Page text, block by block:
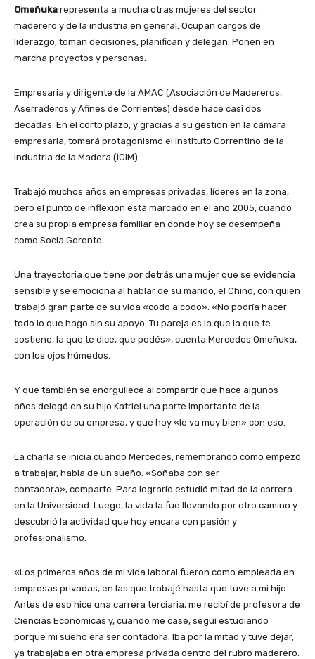
Omeñuka representa a mucha otras mujeres del sector
maderero y de la industria en general. Ocupan cargos de
liderazgo, toman decisiones, planifican y delegan. Ponen en
marcha proyectos y personas.
Empresaria y dirigente de la AMAC (Asociación de Madereros,
Aserraderos y Afines de Corrientes) desde hace casi dos
décadas. En el corto plazo, y gracias a su gestión en la cámara
empresaria, tomará protagonismo el Instituto Correntino de la
Industria de la Madera (ICIM).
Trabajó muchos años en empresas privadas, líderes en la zona,
pero el punto de inflexión está marcado en el año 2005, cuando
crea su propia empresa familiar en donde hoy se desempeña
como Socia Gerente.
Una trayectoria que tiene por detrás una mujer que se evidencia
sensible y se emociona al hablar de su marido, el Chino, con quien
trabajó gran parte de su vida «codo a codo». «No podría hacer
todo lo que hago sin su apoyo. Tu pareja es la que la que te
sostiene, la que te dice, que podés», cuenta Mercedes Omeñuka,
con los ojos húmedos.
Y que también se enorgullece al compartir que hace algunos
años delegó en su hijo Katriel una parte importante de la
operación de su empresa, y que hoy «le va muy bien» con eso.
La charla se inicia cuando Mercedes, rememorando cómo empezó
a trabajar, habla de un sueño. «Soñaba con ser
contadora», comparte. Para lograrlo estudió mitad de la carrera
en la Universidad. Luego, la vida la fue llevando por otro camino y
descubrió la actividad que hoy encara con pasión y
profesionalismo.
«Los primeros años de mi vida laboral fueron como empleada en
empresas privadas, en las que trabajé hasta que tuve a mi hijo.
Antes de eso hice una carrera terciaria, me recibí de profesora de
Ciencias Económicas y, cuando me casé, seguí estudiando
porque mi sueño era ser contadora. Iba por la mitad y tuve dejar,
ya trabajaba en otra empresa privada dentro del rubro maderero.